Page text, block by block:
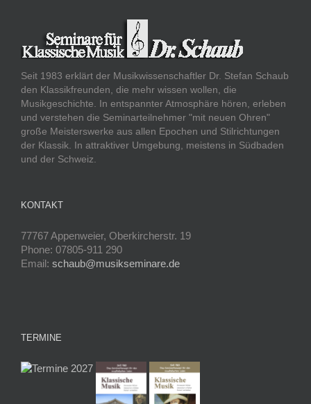
Seit 1983 erklärt der Musikwissenschaftler Dr. Stefan Schaub
den Klassikfreunden, die mehr wissen wollen, die
Musikgeschichte. In entspannter Atmosphäre hören, erleben
und verstehen die Seminarteilnehmer "mit neuen Ohren"
große Meisterswerke aus allen Epochen und Stilrichtungen
der Klassik. In attraktiver Umgebung, meistens in Südbaden
und der Schweiz.
KONTAKT
77767 Appenweier, Oberkircherstr. 19
Phone: 07805-911 290
Email: schaub@musikseminare.de
TERMINE